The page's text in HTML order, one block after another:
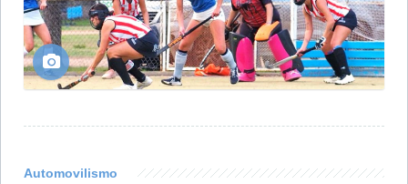
Automovilismo